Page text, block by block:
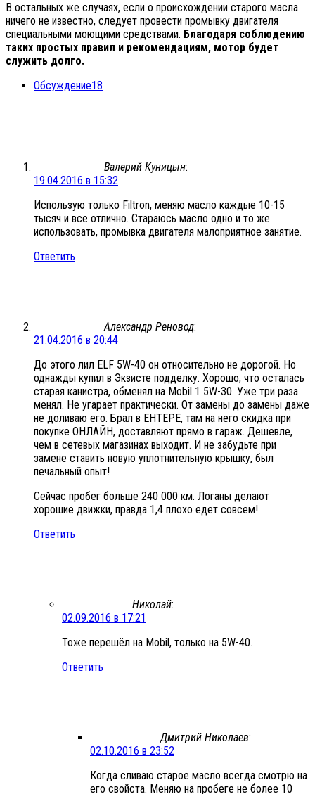
В остальных же случаях, если о происхождении старого масла
ничего не известно, следует провести промывку двигателя
специальными моющими средствами. Благодаря соблюдению
таких простых правил и рекомендациям, мотор будет
служить долго.
Обсуждение18
Валерий Куницын:
19.04.2016 в 15:32
Использую только Filtron, меняю масло каждые 10-15
тысяч и все отлично. Стараюсь масло одно и то же
использовать, промывка двигателя малоприятное занятие.
Ответить
Александр Реновод:
21.04.2016 в 20:44
До этого лил ELF 5W-40 он относительно не дорогой. Но
однажды купил в Экзисте подделку. Хорошо, что осталась
старая канистра, обменял на Mobil 1 5W-30. Уже три раза
менял. Не угарает практически. От замены до замены даже
не доливаю его. Брал в ЕНТЕРЕ, там на него скидка при
покупке ОНЛАЙН, доставляют прямо в гараж. Дешевле,
чем в сетевых магазинах выходит. И не забудьте при
замене ставить новую уплотнительную крышку, был
печальный опыт!
Сейчас пробег больше 240 000 км. Логаны делают
хорошие движки, правда 1,4 плохо едет совсем!
Ответить
Николай:
02.09.2016 в 17:21
Тоже перешёл на Mobil, только на 5W-40.
Ответить
Дмитрий Николаев:
02.10.2016 в 23:52
Когда сливаю старое масло всегда смотрю на
его свойста. Меняю на пробеге не более 10